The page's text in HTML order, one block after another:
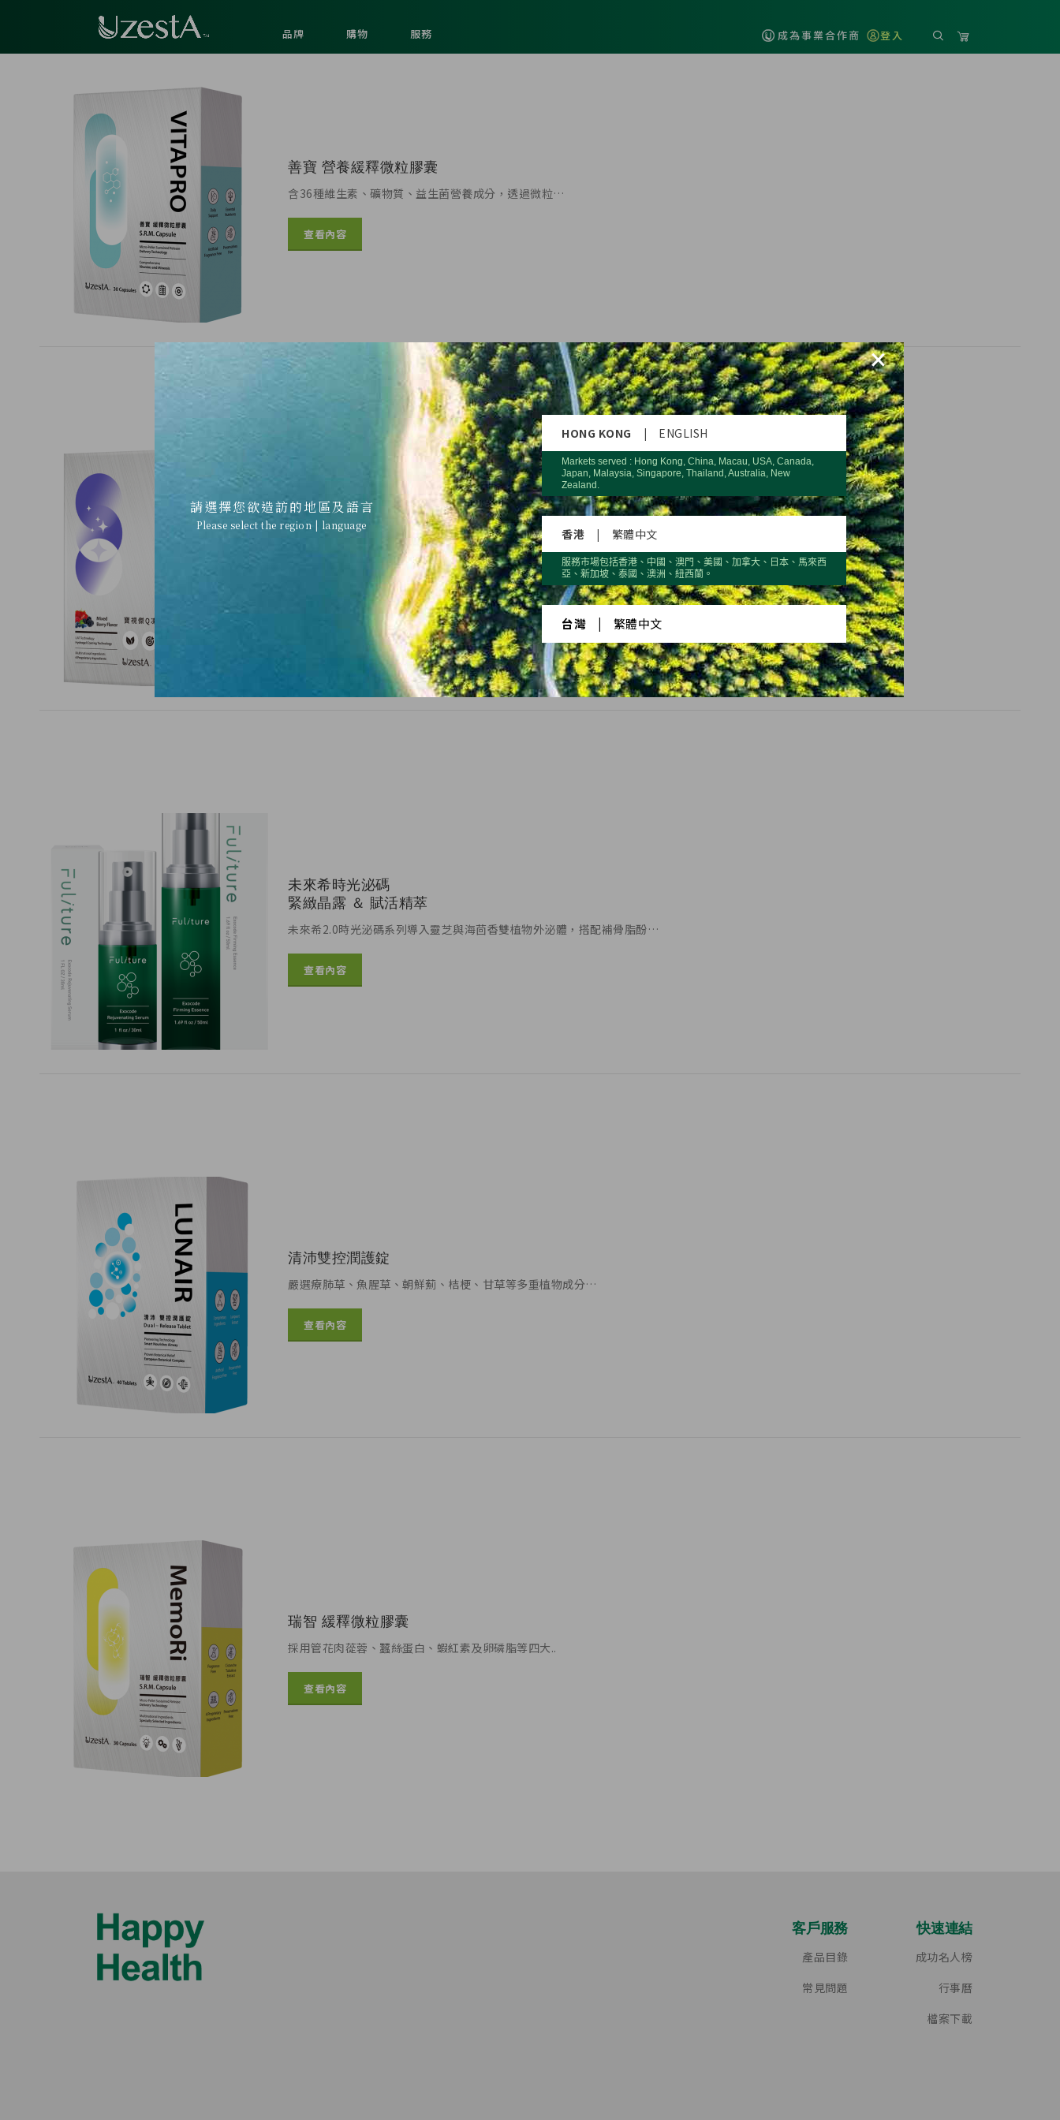
品牌 購物 服務 成為事業合作商 登入
善寶 營養緩釋微粒膠囊
含36種維生素、礦物質、益生菌營養成分，透過微粒…
查看內容
寶視傑Q凍
含紅藻萃取、微藻DHA、複合乳酸菌、複合苺果精華..
未來希時光泌碼
緊緻晶露 ＆ 賦活精萃
未來希2.0時光泌碼系列導入靈芝與海茴香雙植物外泌體，搭配補骨脂酚…
查看內容
清沛雙控潤護錠
嚴選療肺草、魚腥草、朝鮮薊、桔梗、甘草等多重植物成分…
查看內容
瑞智 緩釋微粒膠囊
採用管花肉蓯蓉、蠶絲蛋白、蝦紅素及卵磷脂等四大..
查看內容
客戶服務
產品目錄
常見問題
快速連結
成功名人榜
行事曆
檔案下載
×
請選擇您欲造訪的地區及語言
Please select the region | language
HONG KONG | ENGLISH
Markets served : Hong Kong, China, Macau, USA, Canada,
Japan, Malaysia, Singapore, Thailand, Australia, New
Zealand.
香港 | 繁體中文
服務市場包括香港、中國、澳門、美國、加拿大、日本、馬來西
亞、新加坡、泰國、澳洲、紐西蘭。
台灣 繁體中文